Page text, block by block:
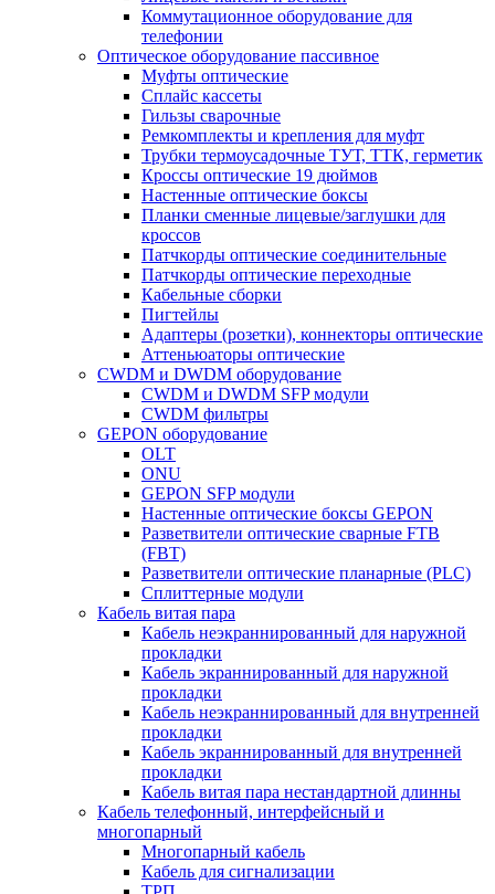
Коммутационное оборудование для
телефонии
Оптическое оборудование пассивное
Муфты оптические
Сплайс кассеты
Гильзы сварочные
Ремкомплекты и крепления для муфт
Трубки термоусадочные ТУТ, ТТК, герметик
Кроссы оптические 19 дюймов
Настенные оптические боксы
Планки сменные лицевые/заглушки для
кроссов
Патчкорды оптические соединительные
Патчкорды оптические переходные
Кабельные сборки
Пигтейлы
Адаптеры (розетки), коннекторы оптические
Аттеньюаторы оптические
CWDM и DWDM оборудование
CWDM и DWDM SFP модули
CWDM фильтры
GEPON оборудование
OLT
ONU
GEPON SFP модули
Настенные оптические боксы GEPON
Разветвители оптические сварные FTB
(FBT)
Разветвители оптические планарные (PLC)
Сплиттерные модули
Кабель витая пара
Кабель неэкраннированный для наружной
прокладки
Кабель экраннированный для наружной
прокладки
Кабель неэкраннированный для внутренней
прокладки
Кабель экраннированный для внутренней
прокладки
Кабель витая пара нестандартной длинны
Кабель телефонный, интерфейсный и
многопарный
Многопарный кабель
Кабель для сигнализации